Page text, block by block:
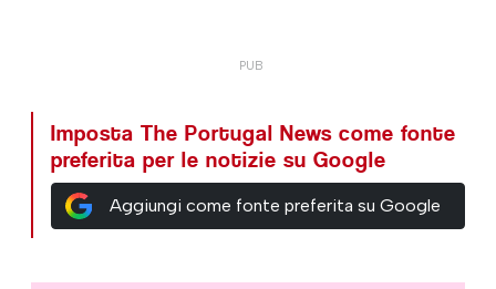
Imposta The Portugal News come fonte
preferita per le notizie su Google
Aggiungi come fonte preferita su Google